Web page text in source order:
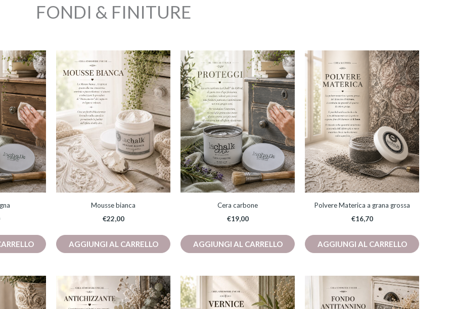
FONDI & FINITURE
Mousse bianca
€22,00
AGGIUNGI AL CARRELLO
Cera carbone
€19,00
AGGIUNGI AL CARRELLO
Polvere Materica a grana grossa
€16,70
AGGIUNGI AL CARRELLO
Fascia
di
prezzo:
da
Questo
prodotto
ha
Fascia
di
prezzo:
da
Questo
prodotto
ha
Fascia
di
prezzo:
da
Questo
prodotto
ha